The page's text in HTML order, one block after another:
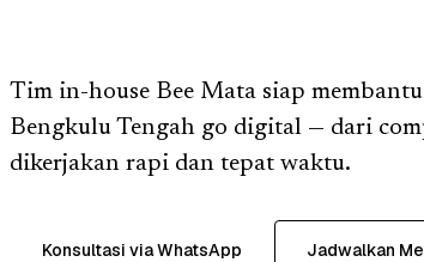
Tim in-house Bee Mata siap
Bengkulu Tengah go digital — dari
dikerjakan rapi dan tepat waktu.
Konsultasi via WhatsApp Jadwalkan